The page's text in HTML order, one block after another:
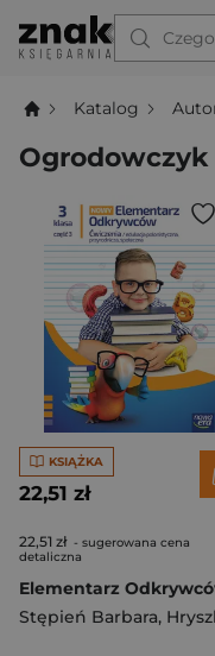
Katalog
Ogrodowczyk
KSIĄŻKA
22,51 zł
22,51 zł - sugerowana cena
detaliczna
Stępień Barbara, Hryszkiewicz